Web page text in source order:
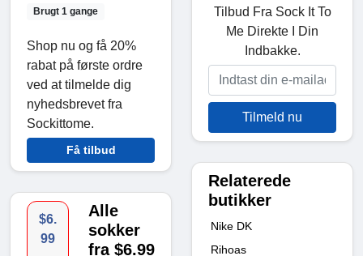
Brugt 1 gange
Shop nu og få 20%
rabat på første ordre
ved at tilmelde dig
nyhedsbrevet fra
Sockittome.
Få tilbud
$6.
99
Alle
sokker
fra $6.99
Tilbud Fra Sock It To
Me Direkte I Din
Indbakke.
Tilmeld nu
Relaterede
butikker
Nike DK
Rihoas